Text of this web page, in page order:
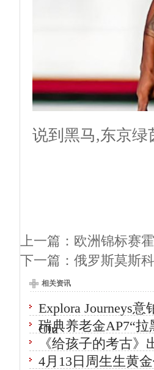
说到黑马,东京绿
上一篇： 欧洲锦标赛
下一篇： 俄罗斯莫斯
相关资讯
Explora Journeys
Clu
瑞典养老金AP7“
《给孩子的考古
4月13日周生生黄